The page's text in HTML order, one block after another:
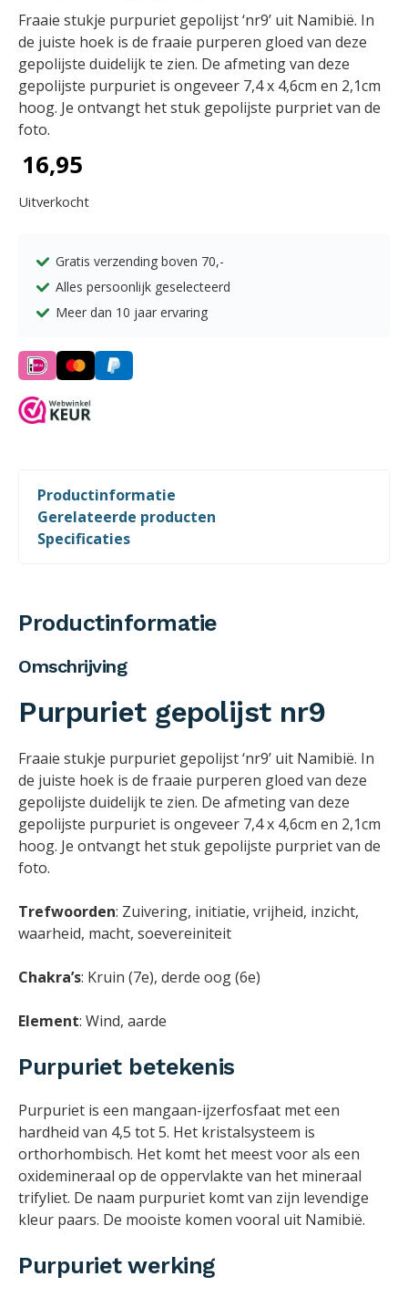
Fraaie stukje purpuriet gepolijst ‘nr9’ uit Namibië. In
de juiste hoek is de fraaie purperen gloed van deze
gepolijste duidelijk te zien. De afmeting van deze
gepolijste purpuriet is ongeveer 7,4 x 4,6cm en 2,1cm
hoog. Je ontvangt het stuk gepolijste purpriet van de
foto.
16,95
Uitverkocht
Gratis verzending boven 70,-
Alles persoonlijk geselecteerd
Meer dan 10 jaar ervaring
Productinformatie
Gerelateerde producten
Specificaties
Productinformatie
Omschrijving
Purpuriet gepolijst nr9
Fraaie stukje purpuriet gepolijst ‘nr9’ uit Namibië. In
de juiste hoek is de fraaie purperen gloed van deze
gepolijste duidelijk te zien. De afmeting van deze
gepolijste purpuriet is ongeveer 7,4 x 4,6cm en 2,1cm
hoog. Je ontvangt het stuk gepolijste purpriet van de
foto.
Trefwoorden: Zuivering, initiatie, vrijheid, inzicht,
waarheid, macht, soevereiniteit
Chakra’s: Kruin (7e), derde oog (6e)
Element: Wind, aarde
Purpuriet betekenis
Purpuriet is een mangaan-ijzerfosfaat met een
hardheid van 4,5 tot 5. Het kristalsysteem is
orthorhombisch. Het komt het meest voor als een
oxidemineraal op de oppervlakte van het mineraal
trifyliet. De naam purpuriet komt van zijn levendige
kleur paars. De mooiste komen vooral uit Namibië.
Purpuriet werking